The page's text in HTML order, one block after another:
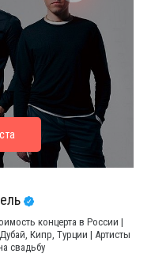
концерта в России |
Кипр, Турции | Артисты
свадьбу